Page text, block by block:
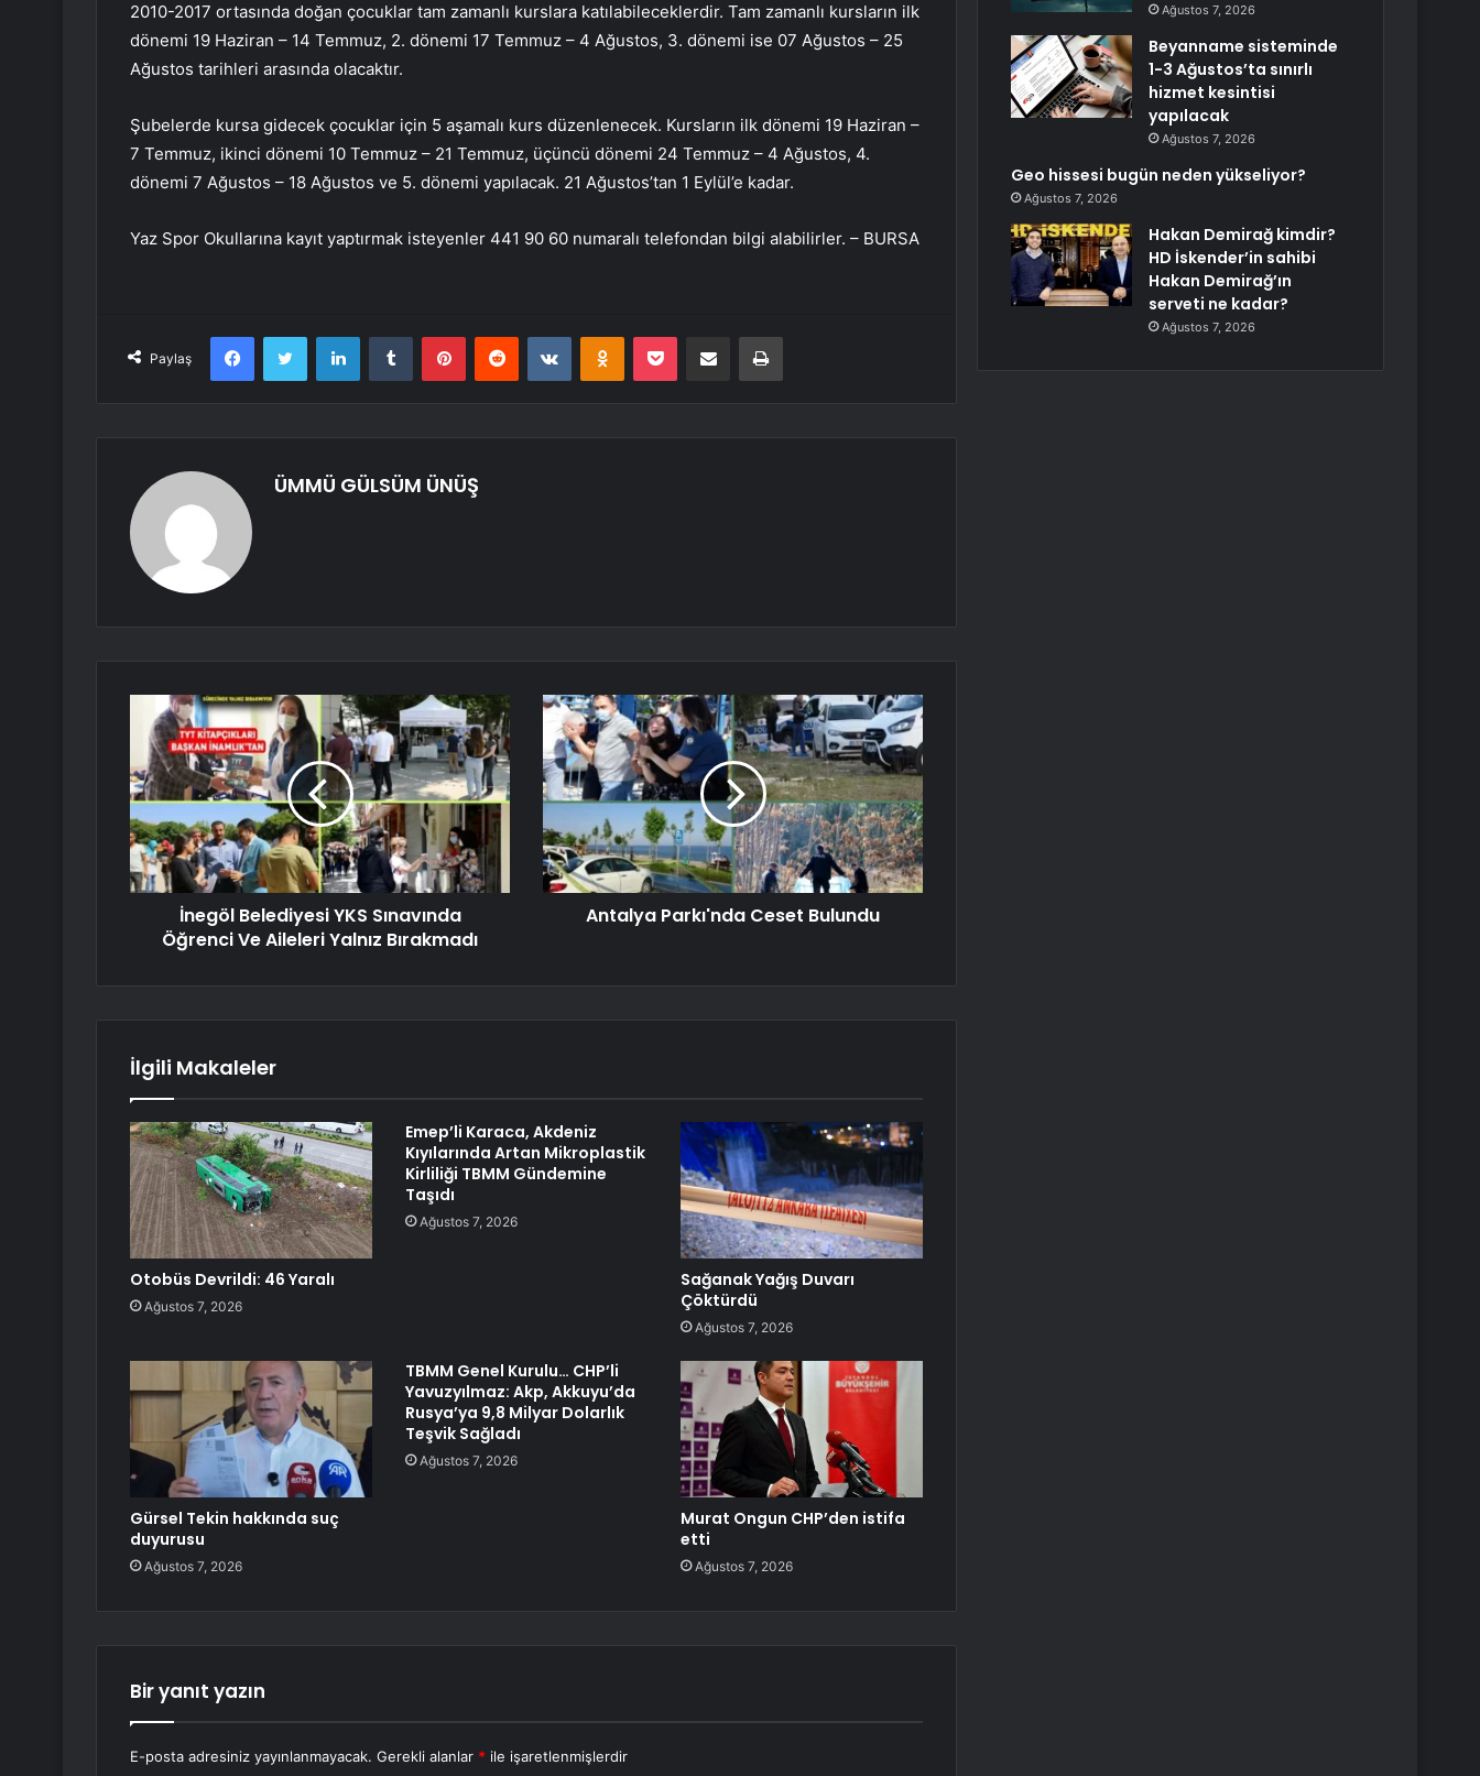
2010-2017 ortasında doğan çocuklar tam zamanlı kurslara katılabileceklerdir. Tam zamanlı kursların ilk
dönemi 19 Haziran – 14 Temmuz, 2. dönemi 17 Temmuz – 4 Ağustos, 3. dönemi ise 07 Ağustos – 25
Ağustos tarihleri ​​arasında olacaktır.
Şubelerde kursa gidecek çocuklar için 5 aşamalı kurs düzenlenecek. Kursların ilk dönemi 19 Haziran –
7 Temmuz, ikinci dönemi 10 Temmuz – 21 Temmuz, üçüncü dönemi 24 Temmuz – 4 Ağustos, 4.
dönemi 7 Ağustos – 18 Ağustos ve 5. dönemi yapılacak. 21 Ağustos’tan 1 Eylül’e kadar.
Yaz Spor Okullarına kayıt yaptırmak isteyenler 441 90 60 numaralı telefondan bilgi alabilirler. – BURSA
Paylaş
FacebookTwitter LinkedInTumblr PinterestReddit VKontakteOdnoklassniki
Pocket E-Posta ile paylaş Yazdır
ÜMMÜ GÜLSÜM ÜNÜŞ
İnegöl Belediyesi YKS Sınavında
Öğrenci Ve Aileleri Yalnız Bırakmadı
Antalya Parkı'nda Ceset Bulundu
İlgili Makaleler
Otobüs Devrildi: 46 Yaralı
Ağustos 7, 2026
Emep’li Karaca, Akdeniz
Kıyılarında Artan Mikroplastik
Kirliliği TBMM Gündemine
Taşıdı
Ağustos 7, 2026
Sağanak Yağış Duvarı
Çöktürdü
Ağustos 7, 2026
Gürsel Tekin hakkında suç
duyurusu
Ağustos 7, 2026
TBMM Genel Kurulu… CHP’li
Yavuzyılmaz: Akp, Akkuyu’da
Rusya’ya 9,8 Milyar Dolarlık
Teşvik Sağladı
Ağustos 7, 2026
Murat Ongun CHP’den istifa
etti
Ağustos 7, 2026
Bir yanıt yazın
E-posta adresiniz yayınlanmayacak. Gerekli alanlar * ile işaretlenmişlerdir
Ağustos 7, 2026
Beyanname sisteminde
1-3 Ağustos’ta sınırlı
hizmet kesintisi
yapılacak
Ağustos 7, 2026
Geo hissesi bugün neden yükseliyor?
Ağustos 7, 2026
Hakan Demirağ kimdir?
HD İskender’in sahibi
Hakan Demirağ’ın
serveti ne kadar?
Ağustos 7, 2026